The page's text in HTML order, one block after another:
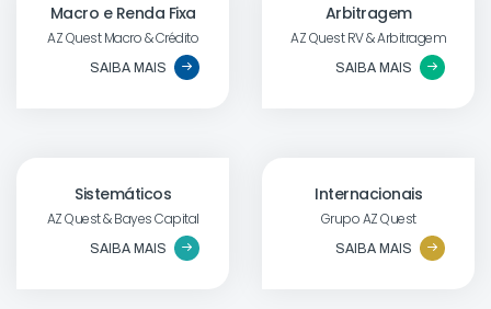
Macro e Renda Fixa
AZ Quest Macro & Crédito
SAIBA MAIS
Arbitragem
AZ Quest RV & Arbitragem
SAIBA MAIS
Sistemáticos
AZ Quest & Bayes Capital
SAIBA MAIS
Internacionais
Grupo AZ Quest
SAIBA MAIS